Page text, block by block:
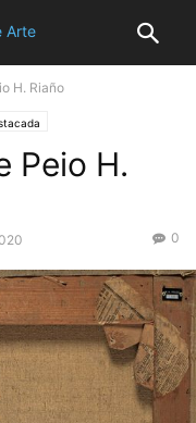
H. Riaño
Peio H.
0